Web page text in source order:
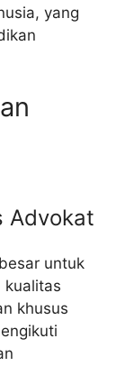
yang
Advokat
untuk
kualitas
khusus